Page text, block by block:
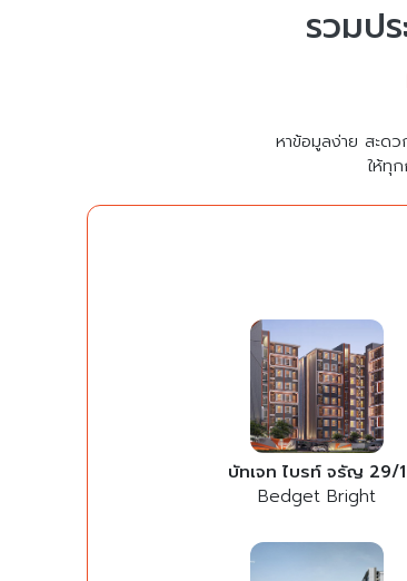
รวมป
หาข้อมูลง่าย สะด
ให้ทุ
บัทเจท ไบรท์ จรัญ 29/1
Bedget Bright